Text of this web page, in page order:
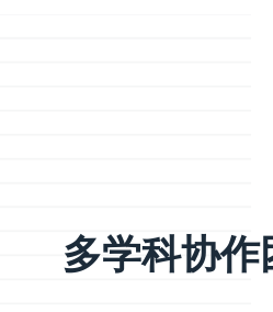
多学科协作